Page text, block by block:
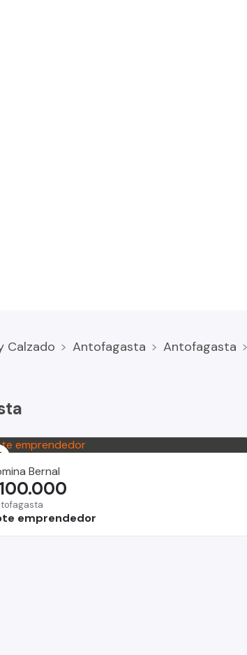
Calzado Antofagasta Antofagasta
Bernal
emprendedor